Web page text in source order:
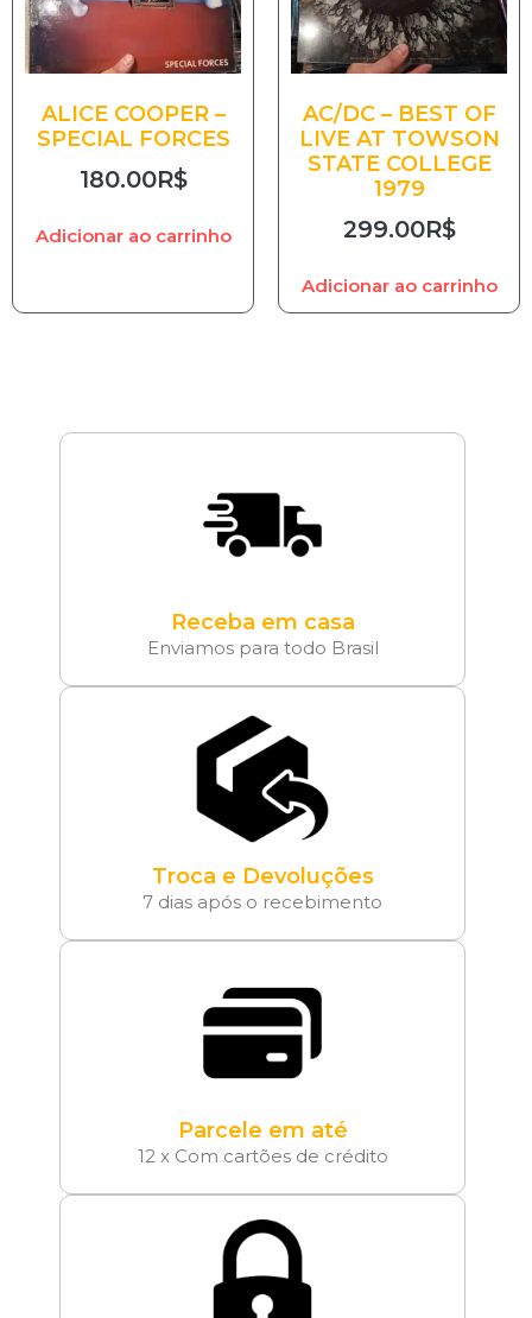
ALICE COOPER –
SPECIAL FORCES
180.00R$
Adicionar ao carrinho
AC/DC – BEST OF
LIVE AT TOWSON
STATE COLLEGE
1979
299.00R$
Adicionar ao carrinho
Receba em casa
Enviamos para todo Brasil
Troca e Devoluções
7 dias após o recebimento
Parcele em até
12 x Com cartões de crédito